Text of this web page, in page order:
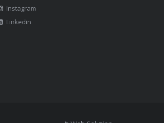
Instagram
Linkedin